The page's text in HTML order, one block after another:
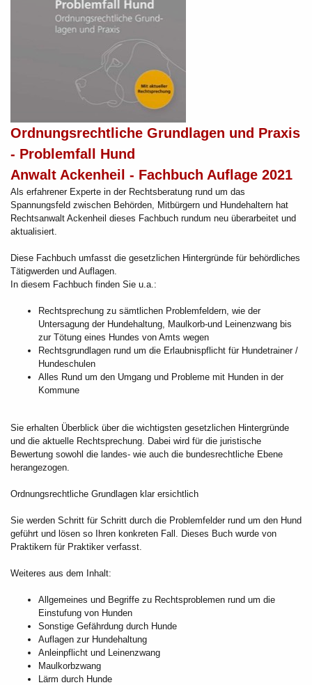
Ordnungsrechtliche Grundlagen und Praxis
- Problemfall Hund
Anwalt Ackenheil - Fachbuch Auflage 2021
Als erfahrener Experte in der Rechtsberatung rund um das
Spannungsfeld zwischen Behörden, Mitbürgern und Hundehaltern hat
Rechtsanwalt Ackenheil dieses Fachbuch rundum neu überarbeitet und
aktualisiert.
Diese Fachbuch umfasst die gesetzlichen Hintergründe für behördliches
Tätigwerden und Auflagen.
In diesem Fachbuch finden Sie u.a.:
Rechtsprechung zu sämtlichen Problemfeldern, wie der
Untersagung der Hundehaltung, Maulkorb-und Leinenzwang bis
zur Tötung eines Hundes von Amts wegen
Rechtsgrundlagen rund um die Erlaubnispflicht für Hundetrainer /
Hundeschulen
Alles Rund um den Umgang und Probleme mit Hunden in der
Kommune
Sie erhalten Überblick über die wichtigsten gesetzlichen Hintergründe
und die aktuelle Rechtsprechung. Dabei wird für die juristische
Bewertung sowohl die landes- wie auch die bundesrechtliche Ebene
herangezogen.
Ordnungsrechtliche Grundlagen klar ersichtlich
Sie werden Schritt für Schritt durch die Problemfelder rund um den Hund
geführt und lösen so Ihren konkreten Fall. Dieses Buch wurde von
Praktikern für Praktiker verfasst.
Weiteres aus dem Inhalt:
Allgemeines und Begriffe zu Rechtsproblemen rund um die
Einstufung von Hunden
Sonstige Gefährdung durch Hunde
Auflagen zur Hundehaltung
Anleinpflicht und Leinenzwang
Maulkorbzwang
Lärm durch Hunde